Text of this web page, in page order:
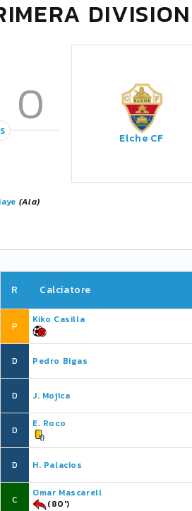
DIVISION
0
Elche CF
(Ala)
R Calciatore
P
Kiko Casilla
D Pedro Bigas
D J. Mojica
D
E. Roco
D H. Palacios
C
Omar Mascarell
(80')